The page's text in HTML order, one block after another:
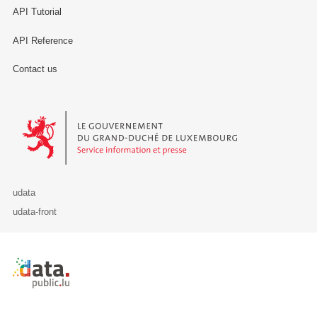
API Tutorial
API Reference
Contact us
Le Gouvernement du Grand-Duché de Luxembourg - Service
udata
udata-front
Retour à l'accueil de data.public.lu